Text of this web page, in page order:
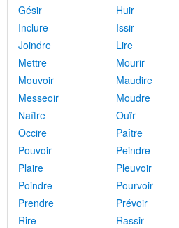
Gésir
Huir
Inclure
Issir
Joindre
Lire
Mettre
Mourir
Mouvoir
Maudire
Messeoir
Moudre
Naître
Ouïr
Occire
Paître
Pouvoir
Peindre
Plaire
Pleuvoir
Poindre
Pourvoir
Prendre
Prévoir
Rire
Rassir